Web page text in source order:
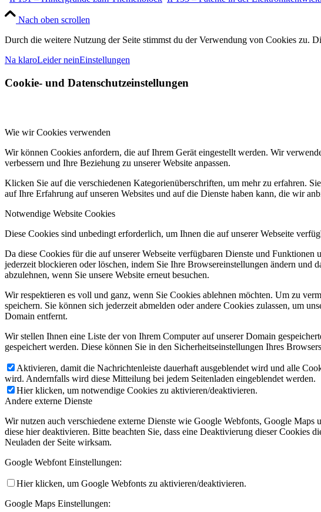
Nach oben scrollen
Durch die weitere Nutzung der Seite stimmst du der Verwendung von Cookies zu.
Na klaroLeider neinEinstellungen
Cookie- und Datenschutzeinstellungen
Wie wir Cookies verwenden
Wir können Cookies anfordern, die auf Ihrem Gerät eingestellt werden. Wir
verbessern und Ihre Beziehung zu unserer Website anpassen.
Klicken Sie auf die verschiedenen Kategorienüberschriften, um mehr zu erfahren.
auf Ihre Erfahrung auf unseren Websites und auf die Dienste haben kann, die wir
Notwendige Website Cookies
Diese Cookies sind unbedingt erforderlich, um Ihnen die auf unserer Webseite
Da diese Cookies für die auf unserer Webseite verfügbaren Dienste und
jederzeit blockieren oder löschen, indem Sie Ihre Browsereinstellungen ändern
abzulehnen, wenn Sie unsere Website erneut besuchen.
Wir respektieren es voll und ganz, wenn Sie Cookies ablehnen möchten. Um zu
speichern. Sie können sich jederzeit abmelden oder andere Cookies zulassen, um
Domain entfernt.
Wir stellen Ihnen eine Liste der von Ihrem Computer auf unserer Domain
gespeichert werden. Diese können Sie in den Sicherheitseinstellungen Ihres
Aktivieren, damit die Nachrichtenleiste dauerhaft ausgeblendet wird und alle
wird. Andernfalls wird diese Mitteilung bei jedem Seitenladen eingeblendet werden.
Hier klicken, um notwendige Cookies zu aktivieren/deaktivieren.
Andere externe Dienste
Wir nutzen auch verschiedene externe Dienste wie Google Webfonts, Google
diese hier deaktivieren. Bitte beachten Sie, dass eine Deaktivierung dieser Cookies
Neuladen der Seite wirksam.
Google Webfont Einstellungen:
Hier klicken, um Google Webfonts zu aktivieren/deaktivieren.
Google Maps Einstellungen: